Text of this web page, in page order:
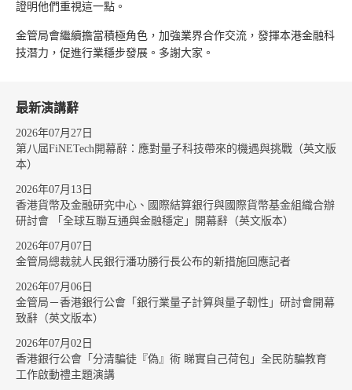
證明他們重視這一點。
金管局會繼續擔當積極角色，加強業界合作交流，發揮本港金融科
技潛力，促進行業穩步發展。多謝大家。
最新演講辭
2026年07月27日
第八屆FiNETech開幕辭：應對量子科技帶來的機遇與挑戰（英文版
本）
2026年07月13日
香港貨幣及金融研究中心、國際結算銀行與國際貨幣基金組織合辦
研討會 「全球互聯互通與金融穩定」開幕辭（英文版本）
2026年07月07日
金管局總裁就人民銀行潘功勝行長公布的新措施回應記者
2026年07月06日
金管局－香港銀行公會「銀行業量子計算與量子韌性」研討會開幕
致辭（英文版本）
2026年07月02日
香港銀行公會「分清騙徒『偽』術 睇實自己荷包」全民防騙教育
工作啟動禮主題演講